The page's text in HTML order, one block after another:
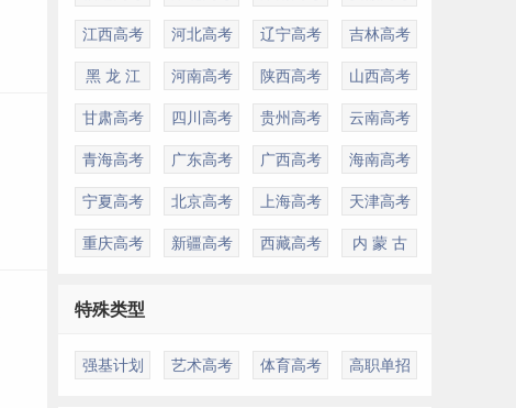
江西高考 河北高考 辽宁高考 吉林高考
黑 龙 江 河南高考 陕西高考 山西高考
甘肃高考 四川高考 贵州高考 云南高考
青海高考 广东高考 广西高考 海南高考
宁夏高考 北京高考 上海高考 天津高考
重庆高考 新疆高考 西藏高考 内 蒙 古
特殊类型
强基计划 艺术高考 体育高考 高职单招